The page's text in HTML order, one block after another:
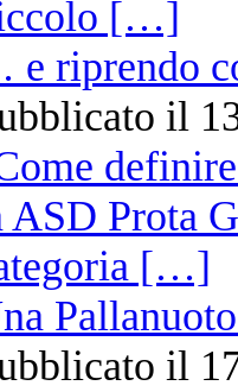
e riprendo
il
il